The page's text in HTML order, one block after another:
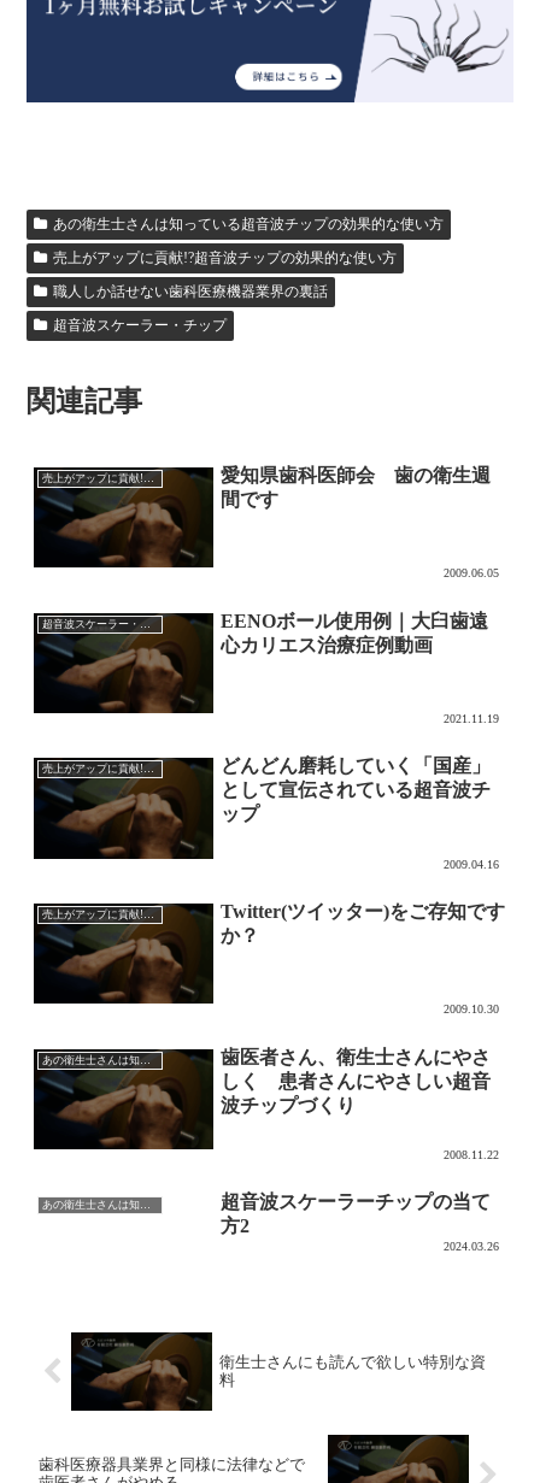
あの衛生士さんは知っている超音波チップの効果的な使い方
売上がアップに貢献!?超音波チップの効果的な使い方
職人しか話せない歯科医療機器業界の裏話
超音波スケーラー・チップ
関連記事
愛知県歯科医師会 歯の衛生週
間です
2009.06.05
超音波スケーラー・チップ
EENOボール使用例｜大臼歯遠
心カリエス治療症例動画
2021.11.19
売上がアップに貢献!?超音波チップの効果的な使い方
どんどん磨耗していく「国産」
として宣伝されている超音波チ
ップ
2009.04.16
売上がアップに貢献!?超音波チップの効果的な使い方
Twitter(ツイッター)をご存知です
か？
2009.10.30
あの衛生士さんは知っている超音波チップの効果的な使い方
歯医者さん、衛生士さんにやさ
しく 患者さんにやさしい超音
波チップづくり
2008.11.22
あの衛生士さんは知っている超音波チップの効果的な使い方
超音波スケーラーチップの当て
方2
2024.03.26
衛生士さんにも読んで欲しい特別な資
料
歯科医療器具業界と同様に法律などで